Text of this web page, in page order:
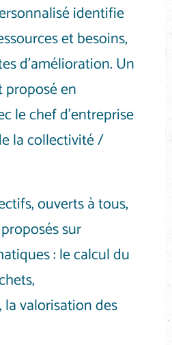
identifie
et besoins,
d’amélioration. Un
proposé en
le chef d’entreprise
la collectivité /
ouverts à tous,
sur
: le calcul du
la valorisation des